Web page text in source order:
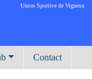
Union Sportive de Vigneux
Contact
cookies